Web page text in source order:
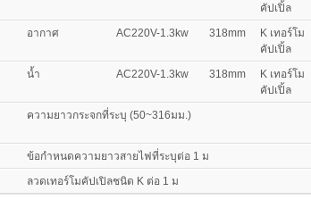
คัปเปิ้ล
อากาศ AC220V-1.3kw 318mm
K เทอร์โม
คัปเปิ้ล
น้ำ AC220V-1.3kw 318mm
K เทอร์โม
คัปเปิ้ล
ความยาวกระจกที่ระบุ (50~316มม.)
ข้อกำหนดความยาวสายไฟที่ระบุต่อ 1 ม
ลวดเทอร์โมคัปเปิลชนิด K ต่อ 1 ม